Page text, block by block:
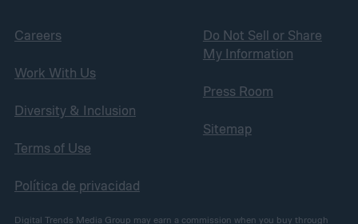
Careers
Work With Us
Diversity & Inclusion
Terms of Use
Política de privacidad
Do Not Sell or Share
My Information
Press Room
Sitemap
Digital Trends Media Group may earn a commission when you buy through